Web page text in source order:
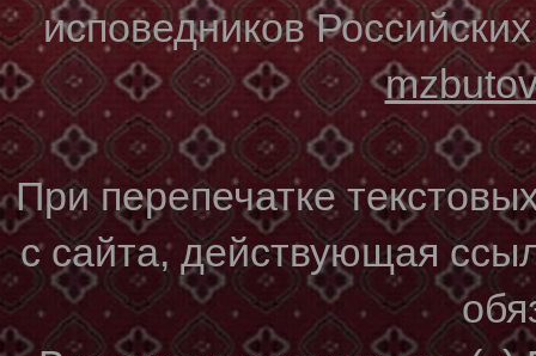
исповедников
При перепечатке
с сайта, действующая